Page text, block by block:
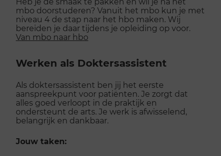
mbo doorstuderen? Vanuit het mbo kun je met
niveau 4 de stap naar het hbo maken. Wij
bereiden je daar tijdens je opleiding op voor.
Van mbo naar hbo
Werken als Doktersassistent
Als doktersassistent ben jij het eerste
aanspreekpunt voor patiënten. Je zorgt dat
alles goed verloopt in de praktijk en
ondersteunt de arts. Je werk is afwisselend,
belangrijk en dankbaar.
Jouw taken: